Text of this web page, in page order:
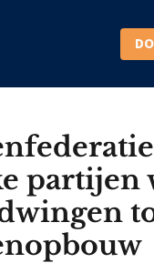
partijen
dwingen